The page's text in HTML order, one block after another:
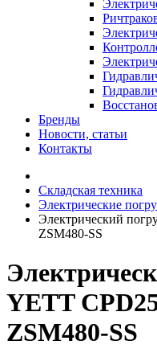
Бренды
Новости, статьи
Контакты
Складская техника
Электрические
Электрический
ZSM480-SS
YETT
ZSM480-SS